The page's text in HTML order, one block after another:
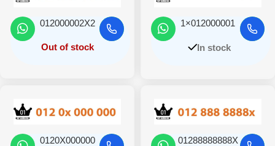
012000001×1
In stock
012000002X2
Out of stock
01288888888X
0120X000000